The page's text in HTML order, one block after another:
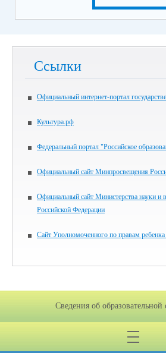
Ссылки
Официальный интернет-портал
Культура.рф
Федеральный портал "Российское
Официальный сайт Минпросвещения
Официальный сайт Министерства науки и
Российской Федерации
Сайт Уполномоченного по правам
Сведения об образовательной